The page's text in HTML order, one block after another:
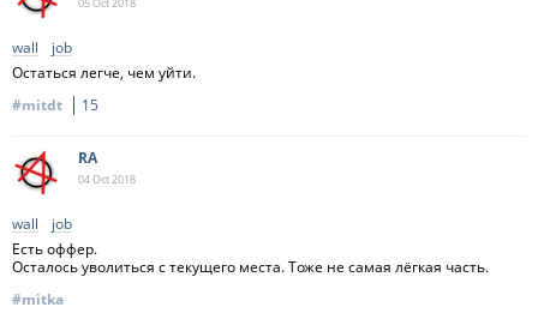
wall
job
Остаться легче, чем уйти.
#mitdt
15
RA
04 Oct2018
wall
job
Есть оффер.
Осталось уволиться с текущего места. Тоже не самая лёгкая часть.
#mitka